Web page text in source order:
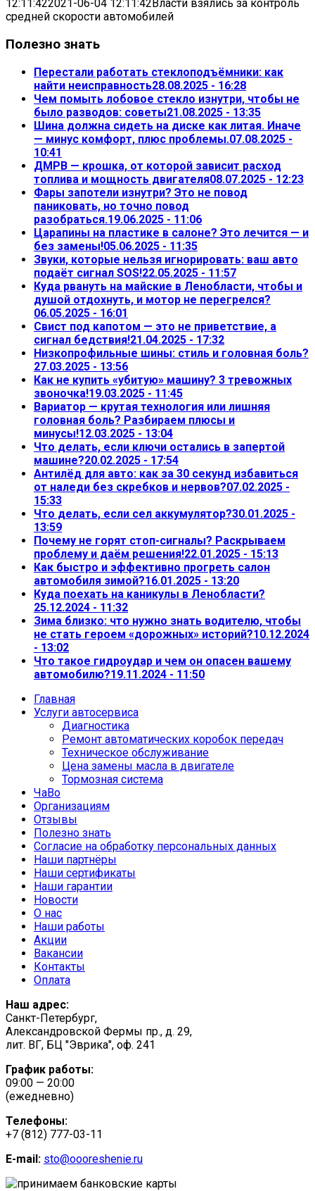
12:11:422021-06-04 12:11:42 Власти взялись за контроль
средней скорости автомобилей
Полезно знать
Перестали работать стеклоподъёмники: как
найти неисправность28.08.2025 - 16:28
Чем помыть лобовое стекло изнутри, чтобы не
было разводов: советы21.08.2025 - 13:35
Шина должна сидеть на диске как литая. Иначе
— минус комфорт, плюс проблемы.07.08.2025 -
10:41
ДМРВ — крошка, от которой зависит расход
топлива и мощность двигателя08.07.2025 - 12:23
Фары запотели изнутри? Это не повод
паниковать, но точно повод
разобраться.19.06.2025 - 11:06
Царапины на пластике в салоне? Это лечится — и
без замены!05.06.2025 - 11:35
Звуки, которые нельзя игнорировать: ваш авто
подаёт сигнал SOS!22.05.2025 - 11:57
Куда рвануть на майские в Ленобласти, чтобы и
душой отдохнуть, и мотор не перегрелся?
06.05.2025 - 16:01
Свист под капотом — это не приветствие, а
сигнал бедствия!21.04.2025 - 17:32
Низкопрофильные шины: стиль и головная боль?
27.03.2025 - 13:56
Как не купить «убитую» машину? 3 тревожных
звоночка!19.03.2025 - 11:45
Вариатор — крутая технология или лишняя
головная боль? Разбираем плюсы и
минусы!12.03.2025 - 13:04
Что делать, если ключи остались в запертой
машине?20.02.2025 - 17:54
Антилёд для авто: как за 30 секунд избавиться
от наледи без скребков и нервов?07.02.2025 -
15:33
Что делать, если сел аккумулятор?30.01.2025 -
13:59
Почему не горят стоп-сигналы? Раскрываем
проблему и даём решения!22.01.2025 - 15:13
Как быстро и эффективно прогреть салон
автомобиля зимой?16.01.2025 - 13:20
Куда поехать на каникулы в Ленобласти?
25.12.2024 - 11:32
Зима близко: что нужно знать водителю, чтобы
не стать героем «дорожных» историй?10.12.2024
- 13:02
Что такое гидроудар и чем он опасен вашему
автомобилю?19.11.2024 - 11:50
Главная
Услуги автосервиса
Диагностика
Ремонт автоматических коробок передач
Техническое обслуживание
Цена замены масла в двигателе
Тормозная система
ЧаВо
Организациям
Отзывы
Полезно знать
Согласие на обработку персональных данных
Наши партнёры
Наши сертификаты
Наши гарантии
Новости
О нас
Наши работы
Акции
Вакансии
Контакты
Оплата
Наш адрес:
Санкт-Петербург,
Александровской Фермы пр., д. 29,
лит. ВГ, БЦ "Эврика", оф. 241
График работы:
09:00 — 20:00
(ежедневно)
Телефоны:
+7 (812) 777-03-11
E-mail: sto@oooreshenie.ru